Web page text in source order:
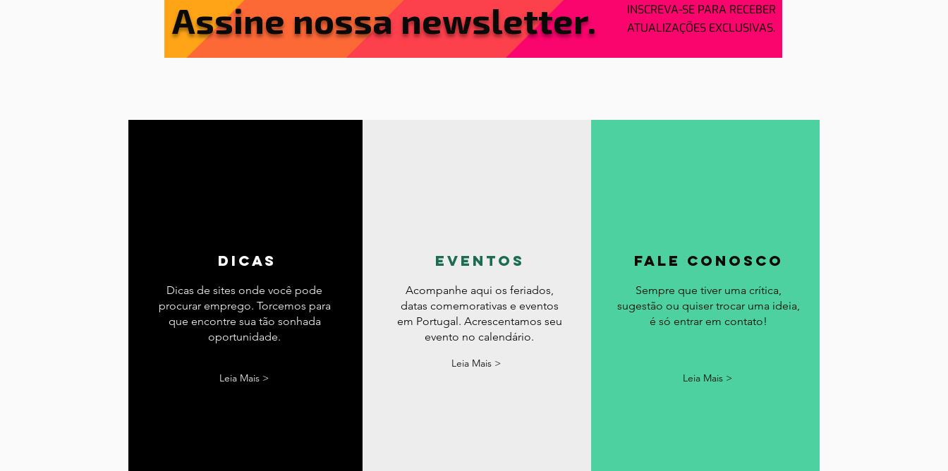
Assine nossa newsletter.
INSCREVA-SE PARA RECEBER
ATUALIZAÇÕES EXCLUSIVAS.
dicas
Dicas de sites onde você pode
procurar emprego. Torcemos para
que encontre sua tão sonhada
oportunidade.
Leia Mais >
eventos
Acompanhe aqui os feriados,
datas comemorativas e eventos
em Portugal. Acrescentamos seu
evento no calendário.
Leia Mais >
fale conosco
Sempre que tiver uma crítica,
sugestão ou quiser trocar uma ideia,
é só entrar em contato!
Leia Mais >